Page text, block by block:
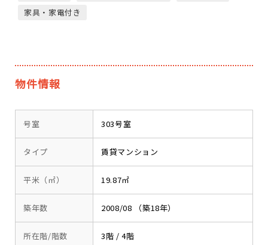
家具・家電付き
物件情報
号室 303号室
タイプ 賃貸マンション
平米（㎡） 19.87㎡
築年数 2008/08 （築18年）
所在階/階数 3階 / 4階